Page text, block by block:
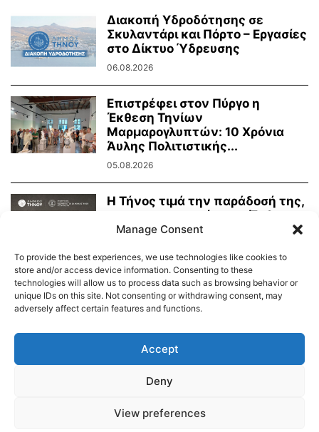
Διακοπή Υδροδότησης σε
Σκυλαντάρι και Πόρτο – Εργασίες
στο Δίκτυο Ύδρευσης
06.08.2026
Επιστρέφει στον Πύργο η
Έκθεση Τηνίων
Μαρμαρογλυπτών: 10 Χρόνια
Άυλης Πολιτιστικής...
05.08.2026
Η Τήνος τιμά την παράδοσή της,
τη μαρμαροτεχνία της. Έκθεση
Τήνιων...
Δημοτικό Λιμενικό Ταμείο Τήνου – Άνδρου
© 2026
Manage Consent
To provide the best experiences, we use technologies like cookies to
store and/or access device information. Consenting to these
technologies will allow us to process data such as browsing behavior or
unique IDs on this site. Not consenting or withdrawing consent, may
adversely affect certain features and functions.
Accept
Deny
View preferences